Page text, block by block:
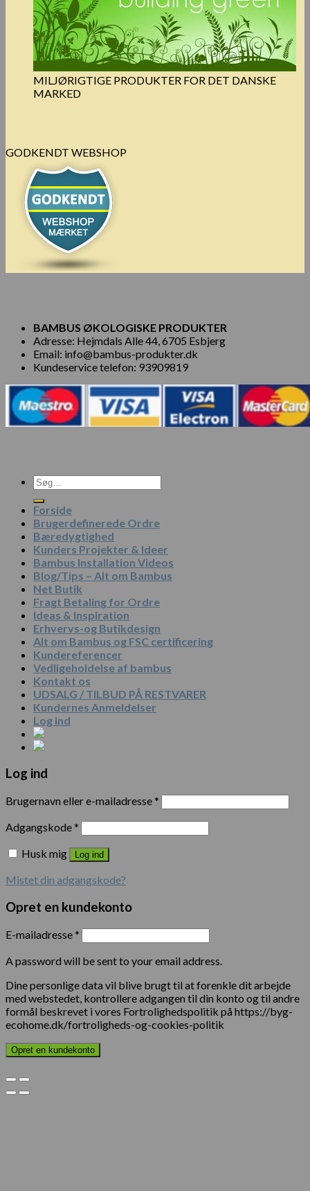
MILJØRIGTIGE PRODUKTER FOR DET DANSKE
MARKED
GODKENDT WEBSHOP
BAMBUS ØKOLOGISKE PRODUKTER
Adresse: Hejmdals Alle 44, 6705 Esbjerg
Email: info@bambus-produkter.dk
Kundeservice telefon: 93909819
Søg
efter:
Forside
Brugerdefinerede Ordre
Bæredygtighed
Kunders Projekter & Ideer
Bambus Installation Videos
Blog/Tips – Alt om Bambus
Net Butik
Fragt Betaling for Ordre
Ideas & Inspiration
Erhvervs-og Butikdesign
Alt om Bambus og FSC certificering
Kundereferencer
Vedligeholdelse af bambus
Kontakt os
UDSALG / TILBUD PÅ RESTVARER
Kundernes Anmeldelser
Log ind
Log ind
Brugernavn eller e-mailadresse*
Adgangskode*
Husk mig
Log ind
Mistet din adgangskode?
Opret en kundekonto
E-mailadresse*
A password will be sent to your email address.
Dine personlige data vil blive brugt til at forenkle dit arbejde
med webstedet, kontrollere adgangen til din konto og til andre
formål beskrevet i vores Fortrolighedspolitik på https://byg-
ecohome.dk/fortroligheds-og-cookies-politik
Opret en kundekonto